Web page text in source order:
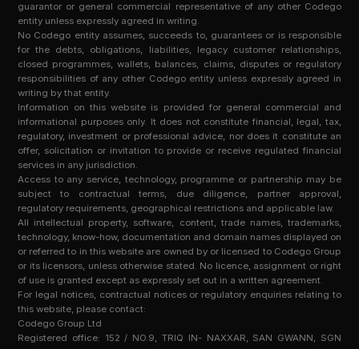
guarantor or general commercial representative of any other Codego
entity unless expressly agreed in writing.
No Codego entity assumes, succeeds to, guarantees or is responsible
for the debts, obligations, liabilities, legacy customer relationships,
closed programmes, wallets, balances, claims, disputes or regulatory
responsibilities of any other Codego entity unless expressly agreed in
writing by that entity.
Information on this website is provided for general commercial and
informational purposes only. It does not constitute financial, legal, tax,
regulatory, investment or professional advice, nor does it constitute an
offer, solicitation or invitation to provide or receive regulated financial
services in any jurisdiction.
Access to any service, technology, programme or partnership may be
subject to contractual terms, due diligence, partner approval,
regulatory requirements, geographical restrictions and applicable law.
All intellectual property, software, content, trade names, trademarks,
technology, know-how, documentation and domain names displayed on
or referred to in this website are owned by or licensed to Codego Group
or its licensors, unless otherwise stated. No licence, assignment or right
of use is granted except as expressly set out in a written agreement.
For legal notices, contractual notices or regulatory enquiries relating to
this website, please contact:
Codego Group Ltd
Registered office: 152 / NO.9, TRIQ IN- NAXXAR, SAN GWANN, SGN